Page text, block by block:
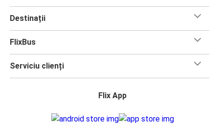
Destinații
FlixBus
Serviciu clienți
Flix App